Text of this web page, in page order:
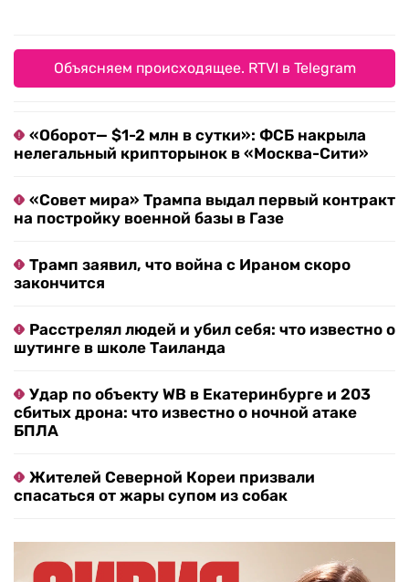
Объясняем происходящее. RTVI в Telegram
«Оборот— $1-2 млн в сутки»: ФСБ накрыла
нелегальный крипторынок в «Москва-Сити»
«Совет мира» Трампа выдал первый контракт
на постройку военной базы в Газе
Трамп заявил, что война с Ираном скоро
закончится
Расстрелял людей и убил себя: что известно о
шутинге в школе Таиланда
Удар по объекту WB в Екатеринбурге и 203
сбитых дрона: что известно о ночной атаке
БПЛА
Жителей Северной Кореи призвали
спасаться от жары супом из собак